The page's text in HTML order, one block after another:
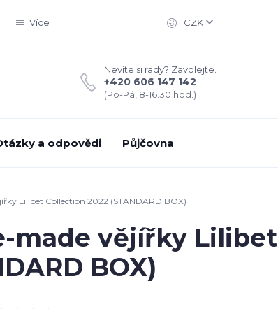
Více CZK
Nevíte si rady? Zavolejte.
+420 606 147 142
(Po-Pá, 8-16.30 hod.)
a odpovědi Půjčovna
Lilibet Collection 2022 (STANDARD BOX)
made vějířky Lilibet
BOX)